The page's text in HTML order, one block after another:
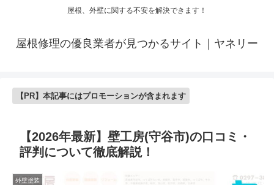
屋根、外壁に関する不安を解決できます！
屋根修理の優良業者が見つかるサイト｜ヤネリー
【PR】本記事にはプロモーションが含まれます
【2026年最新】壁工房(守谷市)の口コミ・
評判について徹底解説！
外壁塗装